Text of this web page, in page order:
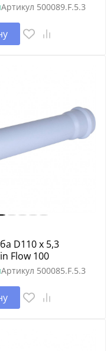
Артикул 500089.F.5.3
D110 х 5,3
Flow 100
Артикул 500085.F.5.3